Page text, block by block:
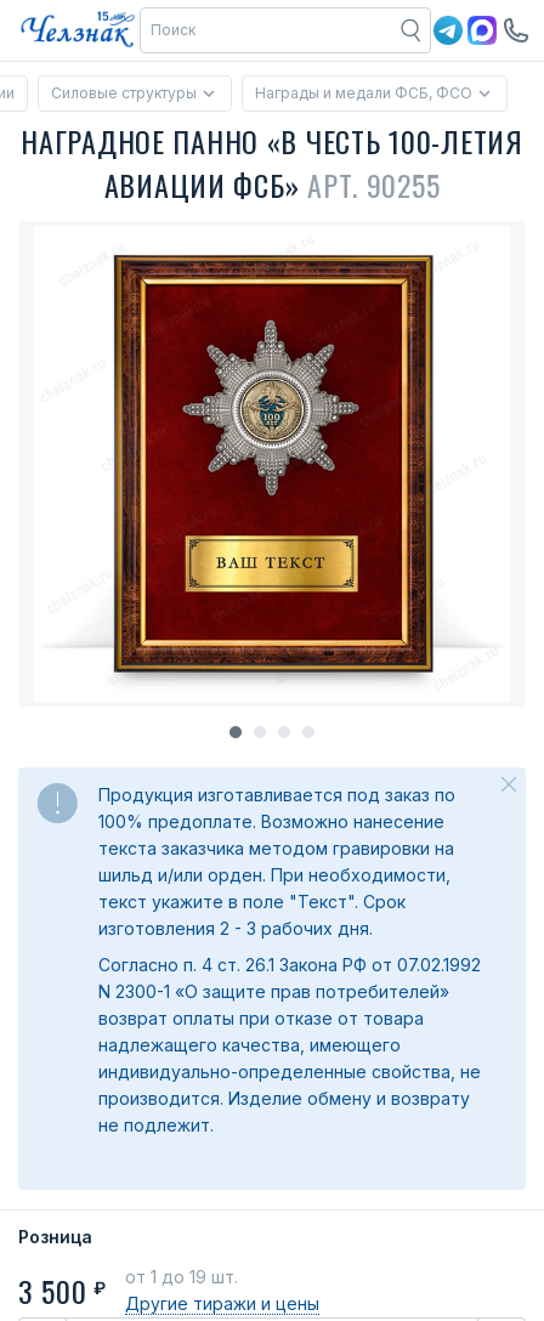
Силовые структуры Награды и медали ФСБ, ФСО
НАГРАДНОЕ ПАННО «В ЧЕСТЬ 100-ЛЕТИЯ
АВИАЦИИ ФСБ»АРТ. 90255
Продукция изготавливается под заказ по
100% предоплате. Возможно нанесение
текста заказчика методом гравировки на
шильд и/или орден. При необходимости,
текст укажите в поле "Текст". Срок
изготовления 2 - 3 рабочих дня.
Согласно п. 4 ст. 26.1 Закона РФ от 07.02.1992
N 2300-1 «О защите прав потребителей»
возврат оплаты при отказе от товара
надлежащего качества, имеющего
индивидуально-определенные свойства, не
производится. Изделие обмену и возврату
не подлежит.
Розница
3 500 ₽
от 1 до 19 шт.
Другие тиражи и цены